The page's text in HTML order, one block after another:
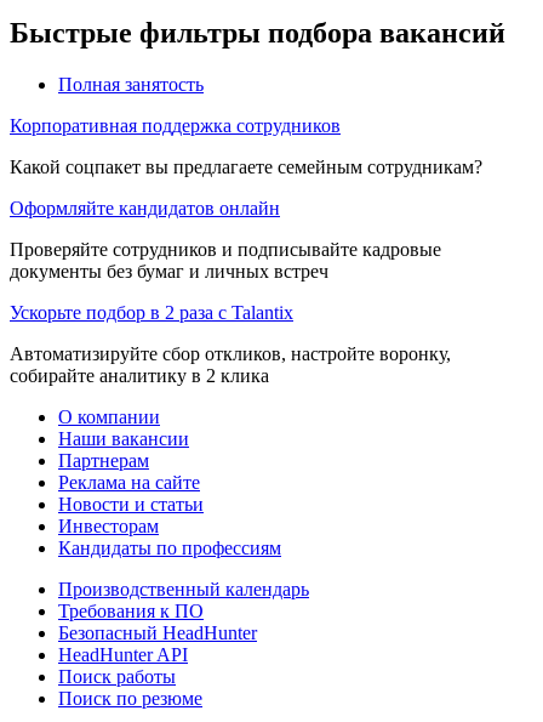
Быстрые фильтры подбора вакансий
Полная занятость
Корпоративная поддержка сотрудников
Какой соцпакет вы предлагаете семейным сотрудникам?
Оформляйте кандидатов онлайн
Проверяйте сотрудников и подписывайте кадровые
документы без бумаг и личных встреч
Ускорьте подбор в 2 раза с Talantix
Автоматизируйте сбор откликов, настройте воронку,
собирайте аналитику в 2 клика
О компании
Наши вакансии
Партнерам
Реклама на сайте
Новости и статьи
Инвесторам
Кандидаты по профессиям
Производственный календарь
Требования к ПО
Безопасный HeadHunter
HeadHunter API
Поиск работы
Поиск по резюме